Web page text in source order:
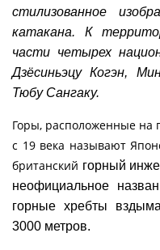
стилизованное
катакана. К
части четырех
Дзёсиньэцу Когэн,
Тюбу Сангаку.
Горы, расположенные на
с 19 века называют
британский горный
неофициальное
горные хребты
3000 метров.